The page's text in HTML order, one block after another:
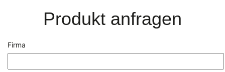
Produkt anfragen
Firma